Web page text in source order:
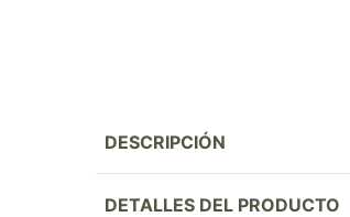
DESCRIPCIÓN
DETALLES DEL PRODUCTO